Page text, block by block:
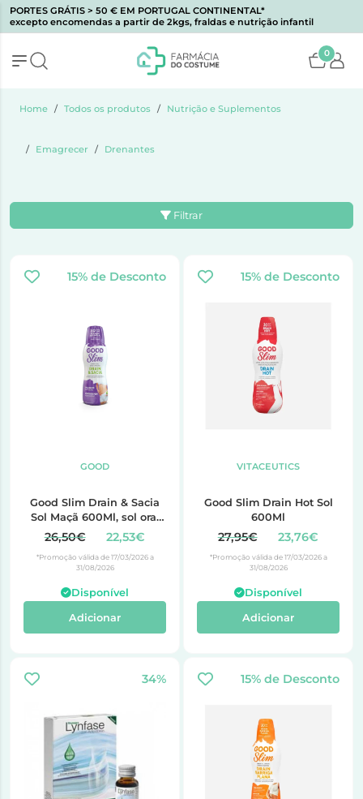
PORTES GRÁTIS > 50 € EM PORTUGAL CONTINENTAL*
excepto encomendas a partir de 2kgs, fraldas e nutrição infantil
0
Home Todos os produtos Nutrição e Suplementos
Emagrecer Drenantes
Filtrar
15% de Desconto
GOOD
Good Slim Drain & Sacia
Sol Maçã 600Ml, sol oral
26,50€ 22,53€
*Promoção válida de 17/03/2026 a
31/08/2026
Disponível
Adicionar
15% de Desconto
VITACEUTICS
Good Slim Drain Hot Sol
600Ml
27,95€ 23,76€
*Promoção válida de 17/03/2026 a
31/08/2026
Disponível
Adicionar
34% 15% de Desconto